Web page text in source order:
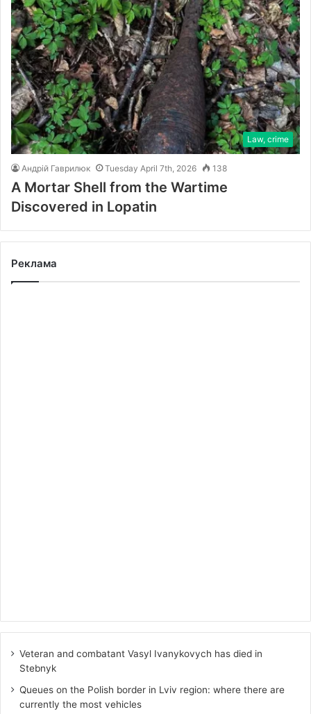
Law, crime
Андрій Гаврилюк Tuesday April 7th, 2026 138
A Mortar Shell from the Wartime
Discovered in Lopatin
Реклама
Veteran and combatant Vasyl Ivanykovych has died in
Stebnyk
Queues on the Polish border in Lviv region: where there are
currently the most vehicles